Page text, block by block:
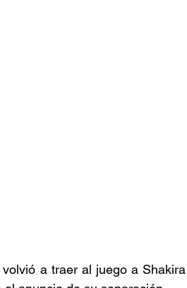
a traer al juego a